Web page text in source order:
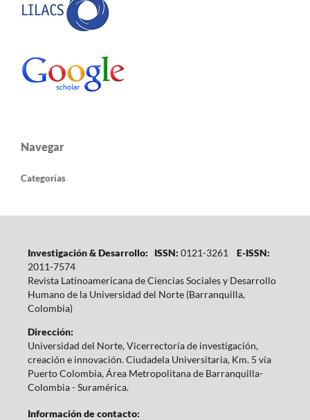
Navegar
Categorías
Investigación & Desarrollo: ISSN: 0121-3261
E-ISSN:
2011-7574
Revista Latinoamericana de Ciencias Sociales y Desarrollo
Humano de la Universidad del Norte (Barranquilla,
Colombia)
Dirección:
Universidad del Norte, Vicerrectoría de investigación,
creación e innovación. Ciudadela Universitaria, Km. 5 vía
Puerto Colombia, Área Metropolitana de Barranquilla-
Colombia - Suramérica.
Información de contacto: